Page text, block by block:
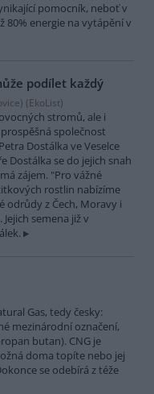
pomocník, neboť v
80% energie na vytápění v
podílet každý
(EkoList)
stromů, ale i
společnost
Dostálka ve Veselce
Dostálka se do jejich snah
zájem. "Pro vážné
rostlin nabízíme
odrůdy z Čech, Moravy i
semena již v
Gas, tedy česky:
mezinárodní označení,
butan). CNG je
doma topíte nebo jej
se odebírá z téže